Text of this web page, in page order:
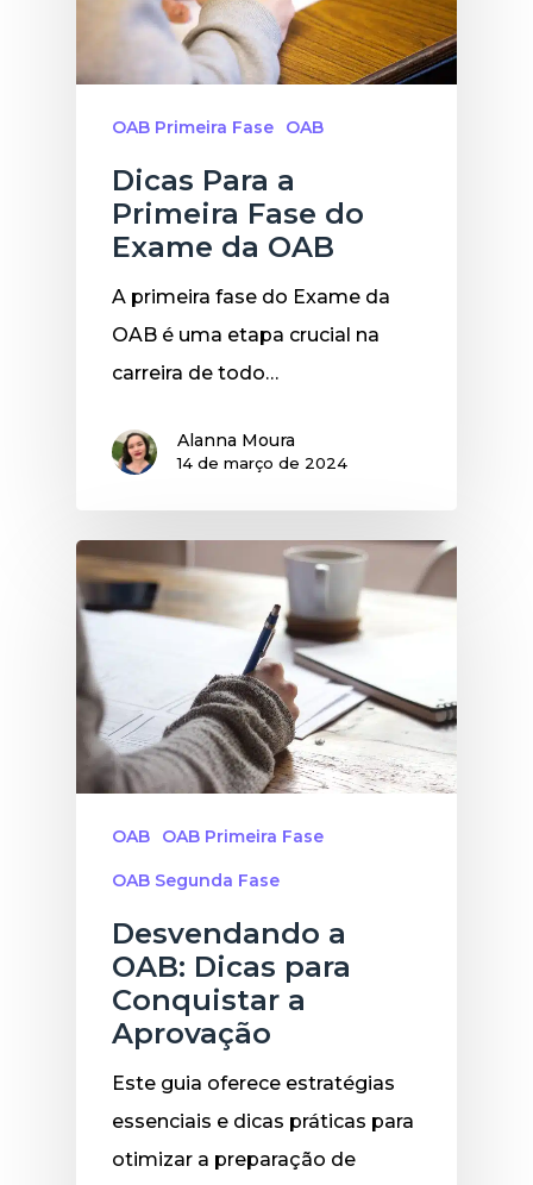
OAB Primeira Fase OAB
Dicas Para a
Primeira Fase do
Exame da OAB
A primeira fase do Exame da
OAB é uma etapa crucial na
carreira de todo…
Alanna Moura
14 de março de 2024
OAB OAB Primeira Fase
OAB Segunda Fase
Desvendando a
OAB: Dicas para
Conquistar a
Aprovação
Este guia oferece estratégias
essenciais e dicas práticas para
otimizar a preparação de